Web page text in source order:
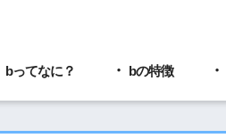
bってなに？ bの特徴